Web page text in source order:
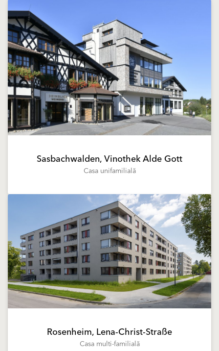
Sasbachwalden, Vinothek Alde Gott
Casa unifamilială
Rosenheim, Lena-Christ-Straße
Casa multi-familială